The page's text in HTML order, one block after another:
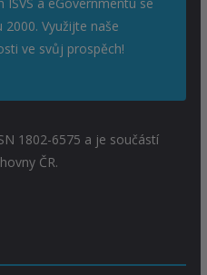
Využijte naše
ve svůj prospěch!
1802-6575 a je součástí
ČR.